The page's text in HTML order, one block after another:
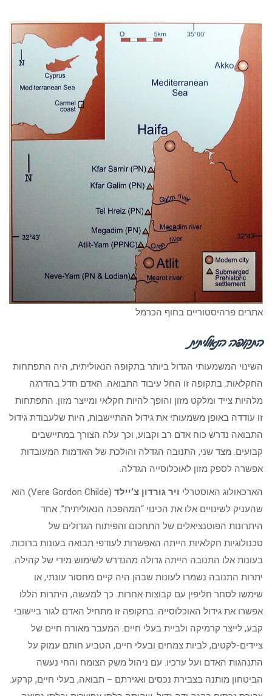
אתרים פרהיסטוריים בחוף הכרמל
התקופה הנאוליתית
השינוי המשמעותי הגדול ביותר בתקופה הנאוליתית, היה התפתחות
החקלאות. בתקופה זו החל עיבוד התבואה. האדם חדל בהדרגה
מלהיות צייד ומלקט מזון והופך להיות חקלאי ומייצר מזון. התפתחות
זו עודדה באופן משמעותי את גידול ההתיישבות, היות שלעבודת גידול
התבואה נדרש כוח אדם רב וקבוע, וכך עלה הצורך במתיישבים
קבועים. מצד שני, התנובה הגדלה והולכת של האדמות המעובדות
אפשרה לספק מזון לאוכלוסייה הגדלה.
הארכאולוג האוסטרלי ויר גורדון צ’יילד
(Vere Gordon Childe) הוא
שהעניק לשינויים אלו את הכינוי “המהפכה הנאוליתית”. אחד
היתרונות הפוטנציאלים של התחכום והפיתוח הגדולים של
טכנולוגיות חקלאיות הייתה האפשרות לעודפי תבואה בעונות ברוכות.
בעונות אלו התנובה הייתה גדולה מהנדרש לשימוש מידי של קהילה.
יתרות התנובה נשמרו לעונות שבהן היה קיים מחסור עונתי, או
שימשו לסחר חליפין עם קבוצות אחרות. כך למעשה, היתרות הללו
אפשרו את גידול האוכלוסייה. בתקופה זו מתחיל האדם לגור ביישובי
קבע, לייצר קרמיקה ולביית בעלי חיים. המעבר מאורח חיים של
ציידים-לקטים, לביות צמחים ובעלי חיים, הטביע חותם עמוק על
התנהגות האדם ועל ערכיו. עם ניהול משק הצומח והחי נעשה
הביטחון מותנה בצבירת נכסים ואגירתם – תבואה, בעלי חיים, קרקע.